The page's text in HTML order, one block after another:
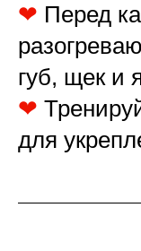
❤ Перед
губ, щек и
❤
для